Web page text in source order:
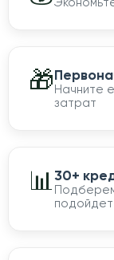
🎁Начните
затрат
📊30+